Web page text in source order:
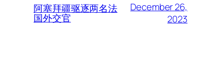
阿塞拜疆驱逐两名法
国外交官
December 26,
2023